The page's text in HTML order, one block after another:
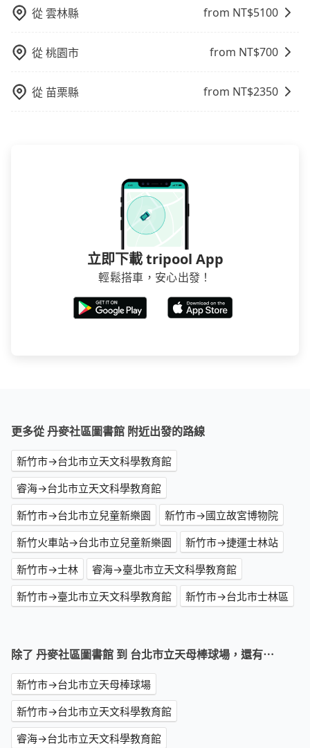
低，如此便反應在服務品質的控管會更佳。但tripool網
保證前一天中午以前均可全額取消退費，如已經決定好
要從丹麥社區圖書館去台北市立天母棒球場，請儘早下
費，客戶可以預先告知出發地點A到目的地B，會根據路
線和里程來計算費用。這種服務通常適用於單程或從一
個城市到另一個城市的長途包車。
從雲林縣 from NT$5100
從桃園市 from NT$700
從 苗栗縣 from NT$2350
立即下載 tripool App
輕鬆搭車，安心出發！
更多從 丹麥社區圖書館 附近出發的路線
新竹市→台北市立天文科學教育館
睿海→台北市立天文科學教育館
新竹市→台北市立兒童新樂園
新竹市→國立故宮博物院
新竹火車站→台北市立兒童新樂園
新竹市→捷運士林站
新竹市→士林
睿海→臺北市立天文科學教育館
新竹市→臺北市立天文科學教育館
新竹市→台北市士林區
除了 丹麥社區圖書館 到 台北市立天母棒球場，還有⋯
新竹市→台北市立天母棒球場
新竹市→台北市立天文科學教育館
睿海→台北市立天文科學教育館